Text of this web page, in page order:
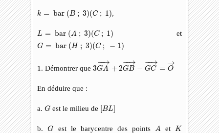
k = bar (B ; 3)(C ; 1)
k bar ; 3 C ; 1) ,
L = bar (A ; 3)(C ; 1)
L bar 3 C ; 1) et
G = bar (H ; 3)(C ; − 1)
G bar H ; 3 C ; −1
1. Démontrer que3
−
−→
GA +2
−
−→
GB −
−
−→
GC =
→
O
A B C O
En déduire que :
a.G
G est le milieu de [BL]
[BL]
b.G
G est le barycentre des points A
A et K
K